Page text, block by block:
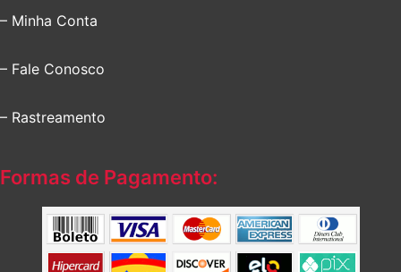
– Minha Conta
– Fale Conosco
– Rastreamento
Formas de Pagamento: